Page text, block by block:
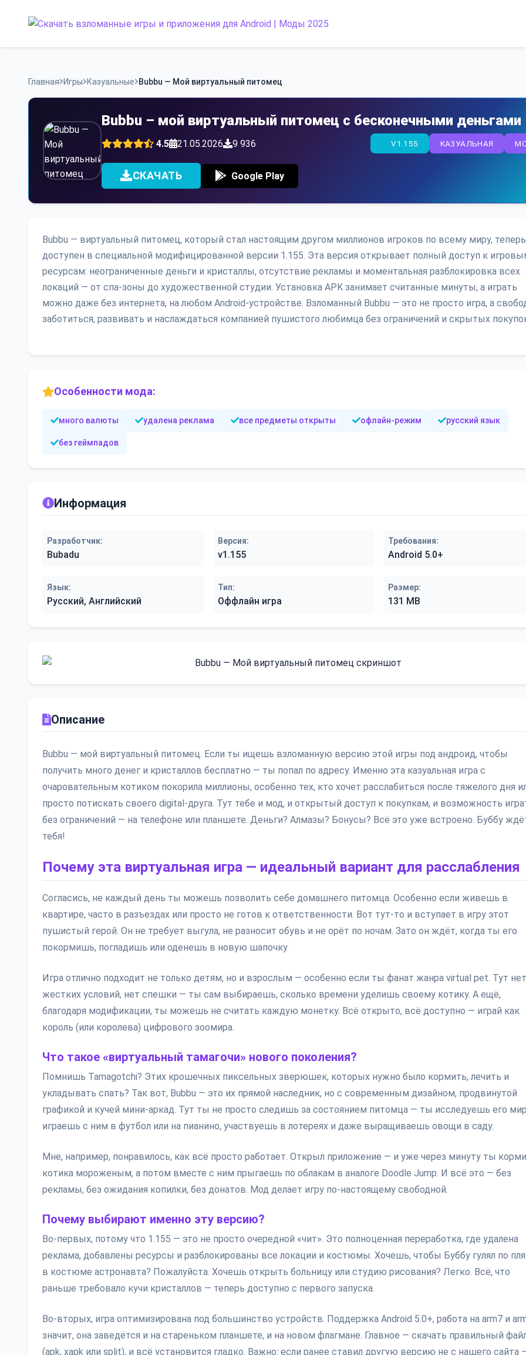
Главная Игры Казуальные Bubbu — Мой виртуальный питомец
Bubbu – мой виртуальный питомец с бесконечными деньгами
4.5 21.05.2026 9 936 КАЗУАЛЬНАЯ
V1.155
СКАЧАТЬ Google Play
Bubbu — виртуальный питомец, который стал настоящим другом миллионов игроков по всему миру, теперь
доступен в специальной модифицированной версии 1.155. Эта версия открывает полный доступ к
ресурсам: неограниченные деньги и кристаллы, отсутствие рекламы и моментальная разблокировка всех
локаций — от спа-зоны до художественной студии. Установка APK занимает считанные минуты, а играть
можно даже без интернета, на любом Android-устройстве. Взломанный Bubbu — это не просто игра, а
заботиться, развивать и наслаждаться компанией пушистого любимца без ограничений и скрытых
Особенности мода:
много валюты удалена реклама все предметы открыты офлайн-режим русский язык
без геймпадов
Информация
Разработчик:
Bubadu
Версия:
v1.155
Требования:
Android 5.0+
Язык:
Русский, Английский
Тип:
Оффлайн игра
Размер:
131 MB
Описание
Bubbu — мой виртуальный питомец. Если ты ищешь взломанную версию этой игры под андроид, чтобы
получить много денег и кристаллов бесплатно — ты попал по адресу. Именно эта казуальная игра с
очаровательным котиком покорила миллионы, особенно тех, кто хочет расслабиться после тяжелого дня
просто потискать своего digital-друга. Тут тебе и мод, и открытый доступ к покупкам, и возможность
без ограничений — на телефоне или планшете. Деньги? Алмазы? Бонусы? Всё это уже встроено. Буббу
тебя!
Почему эта виртуальная игра — идеальный вариант для расслабления
Согласись, не каждый день ты можешь позволить себе домашнего питомца. Особенно если живешь в
квартире, часто в разъездах или просто не готов к ответственности. Вот тут-то и вступает в игру этот
пушистый герой. Он не требует выгула, не разносит обувь и не орёт по ночам. Зато он ждёт, когда ты его
покормишь, погладишь или оденешь в новую шапочку.
Игра отлично подходит не только детям, но и взрослым — особенно если ты фанат жанра virtual pet. Тут нет
жестких условий, нет спешки — ты сам выбираешь, сколько времени уделишь своему котику. А ещё,
благодаря модификации, ты можешь не считать каждую монетку. Всё открыто, всё доступно — играй как
король (или королева) цифрового зоомира.
Что такое «виртуальный тамагочи» нового поколения?
Помнишь Tamagotchi? Этих крошечных пиксельных зверюшек, которых нужно было кормить, лечить и
укладывать спать? Так вот, Bubbu — это их прямой наследник, но с современным дизайном, продвинутой
графикой и кучей мини-аркад. Тут ты не просто следишь за состоянием питомца — ты исследуешь его
играешь с ним в футбол или на пианино, участвуешь в лотереях и даже выращиваешь овощи в саду.
Мне, например, понравилось, как всё просто работает. Открыл приложение — и уже через минуту ты
котика мороженым, а потом вместе с ним прыгаешь по облакам в аналоге Doodle Jump. И всё это — без
рекламы, без ожидания копилки, без донатов. Мод делает игру по-настоящему свободной.
Почему выбирают именно эту версию?
Во-первых, потому что 1.155 — это не просто очередной «чит». Это полноценная переработка, где удалена
реклама, добавлены ресурсы и разблокированы все локации и костюмы. Хочешь, чтобы Буббу гулял по
в костюме астронавта? Пожалуйста. Хочешь открыть больницу или студию рисования? Легко. Всё, что
раньше требовало кучи кристаллов — теперь доступно с первого запуска.
Во-вторых, игра оптимизирована под большинство устройств. Поддержка Android 5.0+, работа на arm7 и
значит, она заведётся и на стареньком планшете, и на новом флагмане. Главное — скачать правильный
(apk, xapk или split), и всё установится гладко. Важно: если ранее ставил другую версию не с нашего сайта